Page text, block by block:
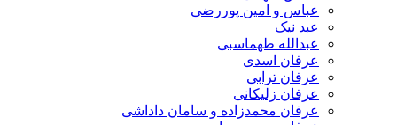
عباس و امین پوررضی
عبد نیک
عبدالله طهماسبی‎
عرفان اسدی
عرفان ترابی
عرفان زلیکانی
عرفان محمدزاده و سامان داداشی